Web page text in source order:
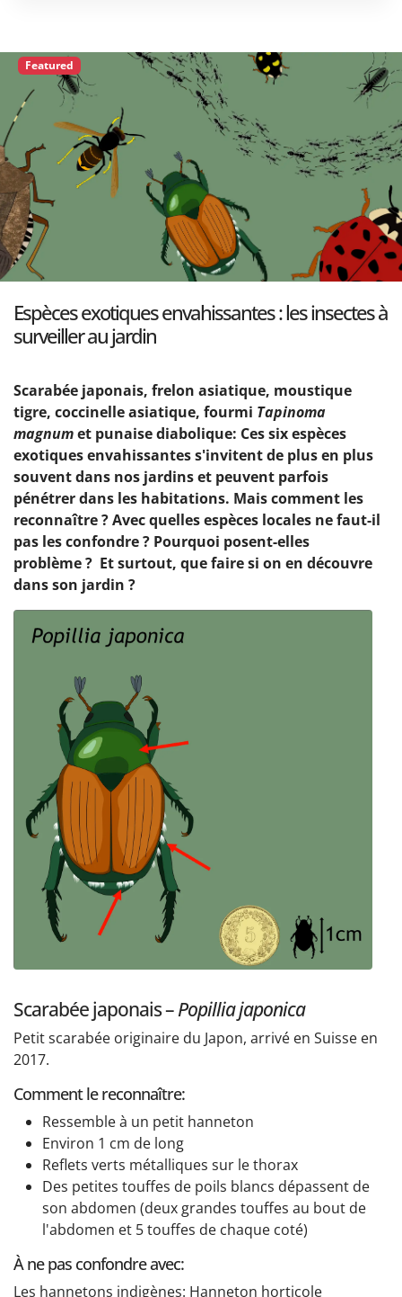
Featured
Espèces exotiques envahissantes : les insectes à
surveiller au jardin
Scarabée japonais, frelon asiatique, moustique
tigre, coccinelle asiatique, fourmi Tapinoma
magnumet punaise diabolique: Ces six espèces
exotiques envahissantes s'invitent de plus en plus
souvent dans nos jardins et peuvent parfois
pénétrer dans les habitations. Mais comment les
reconnaître ? Avec quelles espèces locales ne faut-il
pas les confondre ? Pourquoi posent-elles
problème ? Et surtout, que faire si on en découvre
dans son jardin ?
Scarabée japonais –Popillia japonica
Petit scarabée originaire du Japon, arrivé en Suisse en
2017.
Comment le reconnaître:
Ressemble à un petit hanneton
Environ 1 cm de long
Reflets verts métalliques sur le thorax
Des petites touffes de poils blancs dépassent de
son abdomen (deux grandes touffes au bout de
l'abdomen et 5 touffes de chaque coté)
À ne pas confondre avec:
Les hannetons indigènes: Hanneton horticole